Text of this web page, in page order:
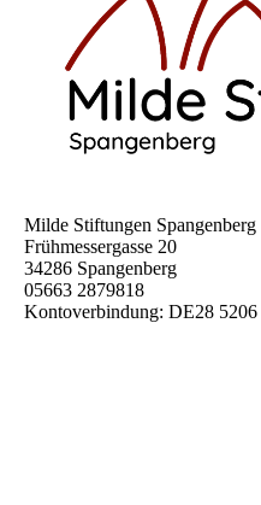
Milde Stiftungen Spangenberg
Frühmessergasse 20
34286 Spangenberg
05663 2879818
Kontoverbindung: DE28 5206